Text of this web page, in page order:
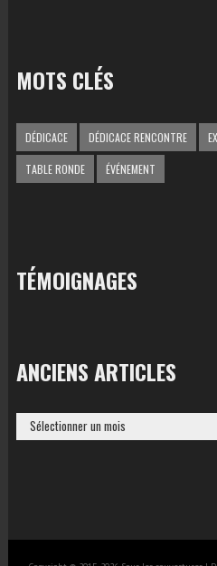
MOTS CLÉS
DÉDICACE DÉDICACE RENCONTRE
TABLE RONDE ÉVÉNEMENT
TÉMOIGNAGES
ANCIENS ARTICLES
ANCIENS